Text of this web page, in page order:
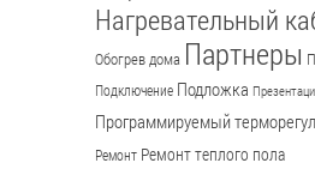
Нагревательный
Обогрев дома Партнеры
Подключение Подложка
Программируемый
Ремонт Ремонт теплого пола